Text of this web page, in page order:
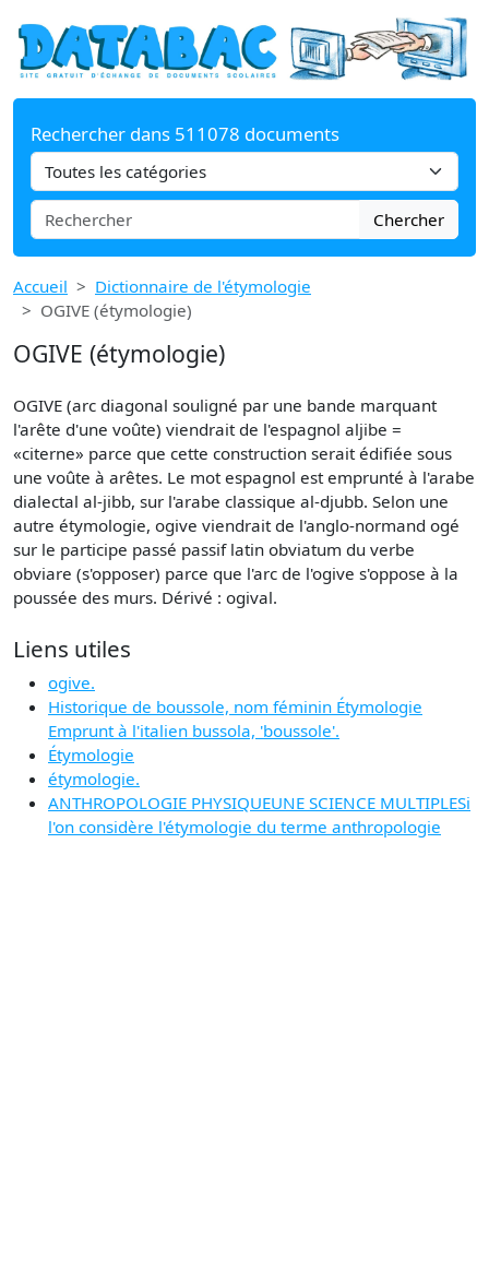
Rechercher dans 511078 documents
Chercher
Accueil
Dictionnaire de l'étymologie
OGIVE (étymologie)
OGIVE (étymologie)
OGIVE (arc diagonal souligné par une bande marquant
l'arête d'une voûte) viendrait de l'espagnol aljibe =
«citerne» parce que cette construction serait édifiée sous
une voûte à arêtes. Le mot espagnol est emprunté à l'arabe
dialectal al-jibb, sur l'arabe classique al-djubb. Selon une
autre étymologie, ogive viendrait de l'anglo-normand ogé
sur le participe passé passif latin obviatum du verbe
obviare (s'opposer) parce que l'arc de l'ogive s'oppose à la
poussée des murs. Dérivé : ogival.
Liens utiles
ogive.
Historique de boussole, nom féminin Étymologie
Emprunt à l'italien bussola, 'boussole'.
Étymologie
étymologie.
ANTHROPOLOGIE PHYSIQUEUNE SCIENCE MULTIPLESi
l'on considère l'étymologie du terme anthropologie